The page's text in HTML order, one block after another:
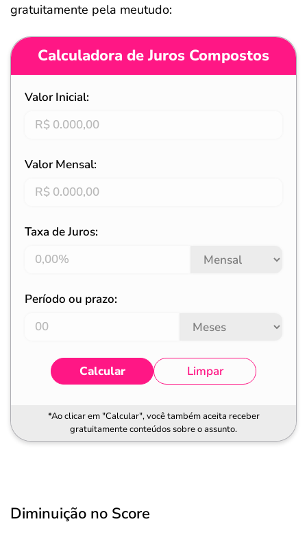
gratuitamente pela meutudo:
Calculadora de Juros Compostos
Valor Inicial:
Valor Mensal:
Taxa de Juros:
Período ou prazo:
Calcular Limpar
*Ao clicar em "Calcular", você também aceita receber
gratuitamente conteúdos sobre o assunto.
Diminuição no Score